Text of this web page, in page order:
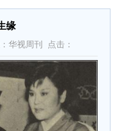
缘
华视周刊 点击：